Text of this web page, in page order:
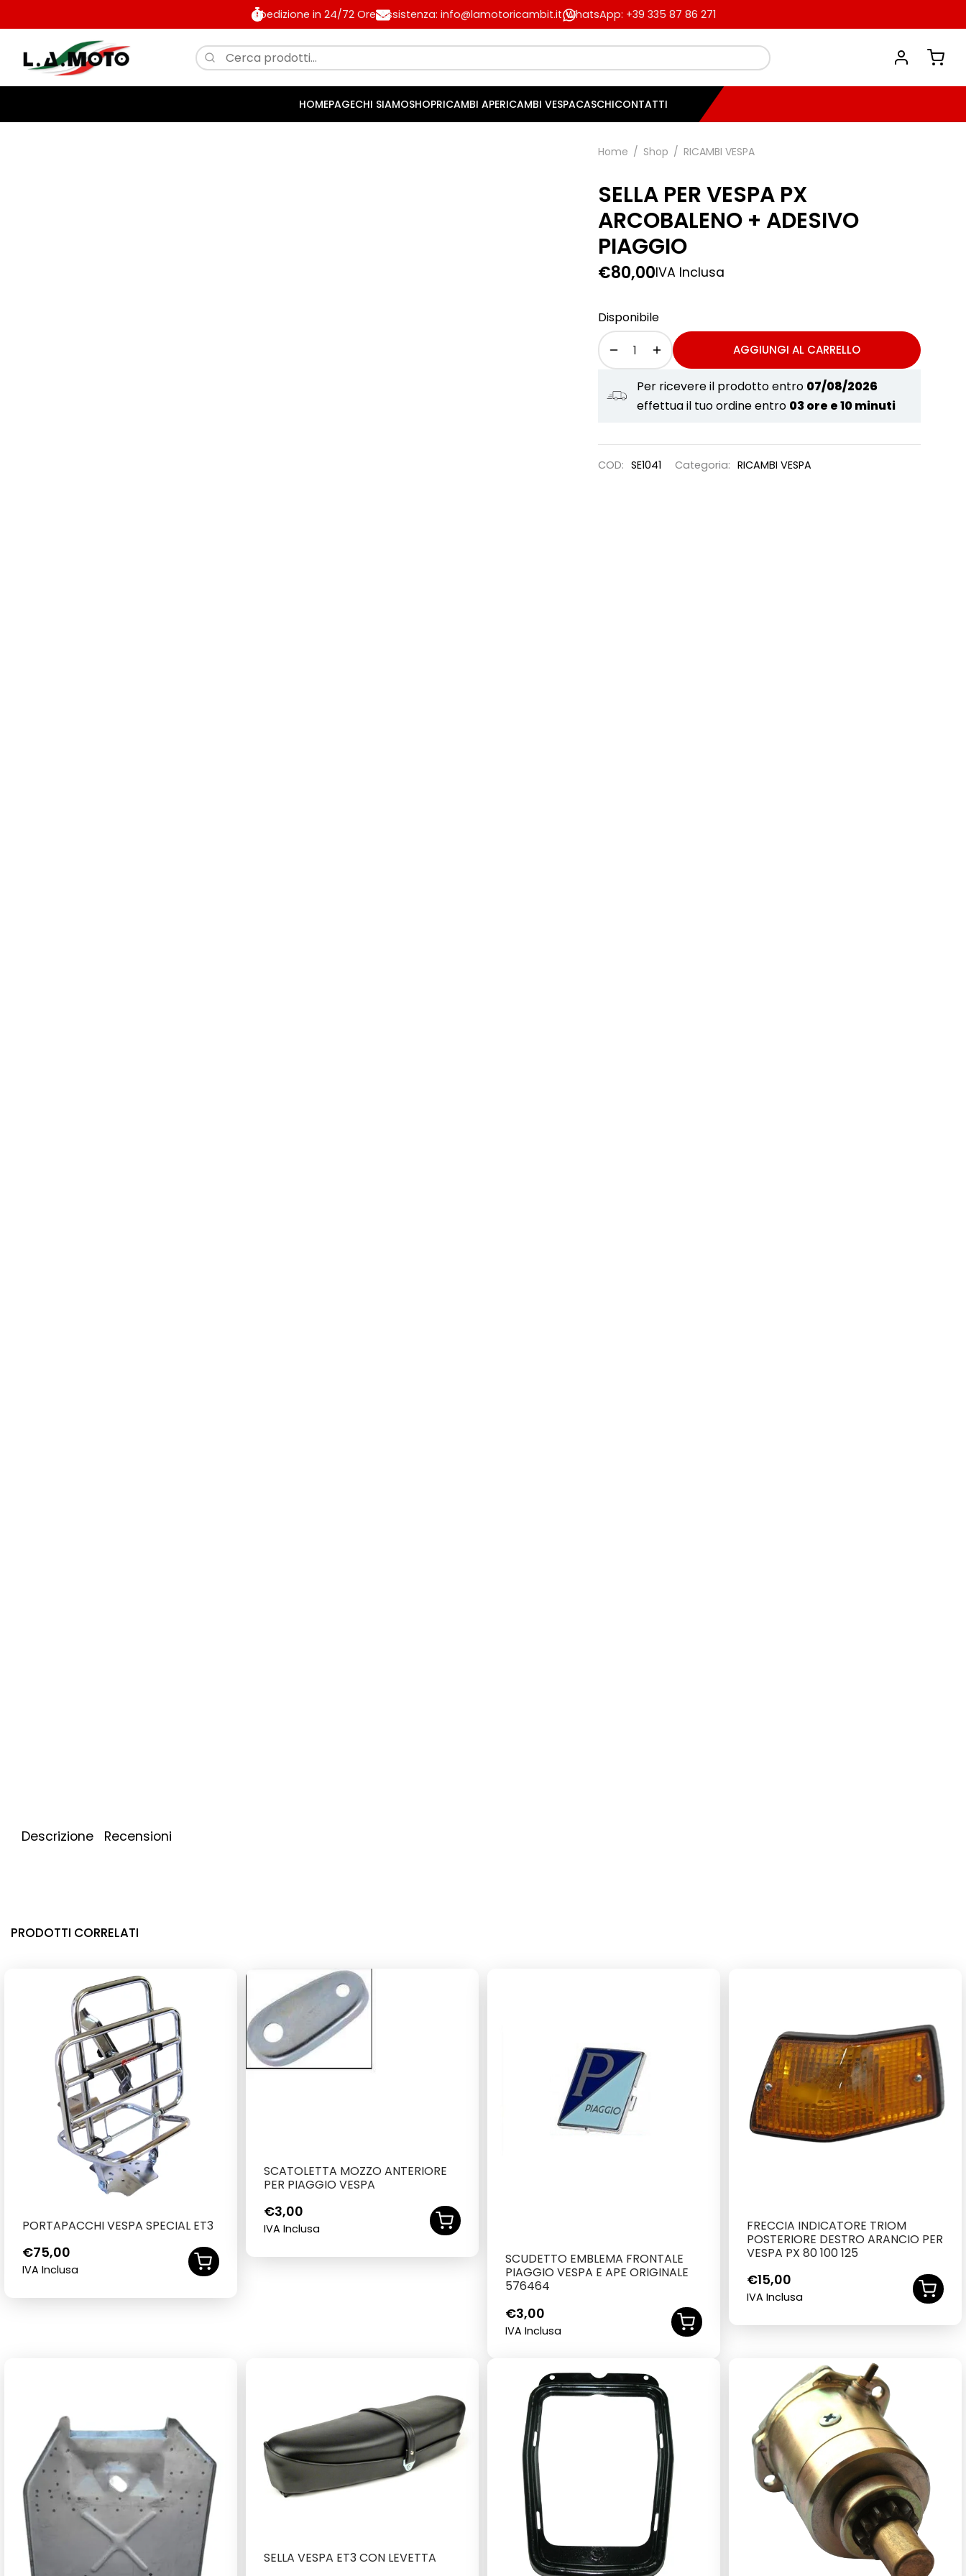
Spedizione in 24/72 Ore Assistenza: info@lamotoricambit.it WhatsApp: +39 335 87 86 271
HOMEPAGECHI SIAMOSHOPRICAMBI APERICAMBI VESPACASCHICONTATTI
Home / Shop / RICAMBI VESPA
SELLA PER VESPA PX
ARCOBALENO + ADESIVO
PIAGGIO
€80,00IVA Inclusa
Disponibile
AGGIUNGI AL CARRELLO
Per ricevere il prodotto entro 07/08/2026
effettua il tuo ordine entro 03 ore e 10 minuti
COD: SE1041 Categoria: RICAMBI VESPA
Descrizione Recensioni
PRODOTTI CORRELATI
PORTAPACCHI VESPA SPECIAL ET3
€75,00
IVA Inclusa
SCATOLETTA MOZZO ANTERIORE
PER PIAGGIO VESPA
€3,00
IVA Inclusa
SCUDETTO EMBLEMA FRONTALE
PIAGGIO VESPA E APE ORIGINALE
576464
€3,00
IVA Inclusa
FRECCIA INDICATORE TRIOM
POSTERIORE DESTRO ARANCIO PER
VESPA PX 80 100 125
€15,00
IVA Inclusa
SELLA VESPA ET3 CON LEVETTA